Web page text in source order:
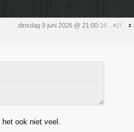
dinsdag 9 juni 2026 @ 21:00:34 #27
het ook niet veel.